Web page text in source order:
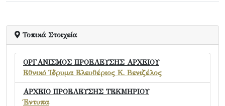
Τοπικά Στοιχεία
ΟΡΓΑΝΙΣΜΟΣ ΠΡΟΕΛΕΥΣΗΣ ΑΡΧΕΙΟΥ
Εθνικό Ίδρυμα Ελευθέριος Κ. Βενιζέλος
ΑΡΧΕΙΟ ΠΡΟΕΛΕΥΣΗΣ ΤΕΚΜΗΡΙΟΥ
Έντυπα